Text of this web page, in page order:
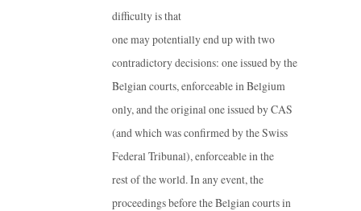
difficulty is that
one may potentially end up with two
contradictory decisions: one issued by the
Belgian courts, enforceable in Belgium
only, and the original one issued by CAS
(and which was confirmed by the Swiss
Federal Tribunal), enforceable in the
rest of the world. In any event, the
proceedings before the Belgian courts in